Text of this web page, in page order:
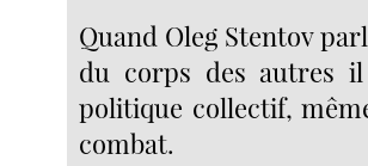
Quand Oleg Stentov
du corps des autres
politique collectif,
combat.